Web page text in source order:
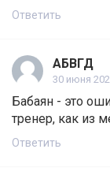
Ответить
АБВГД
30 июня
Бабаян - это
тренер, как из
Ответить